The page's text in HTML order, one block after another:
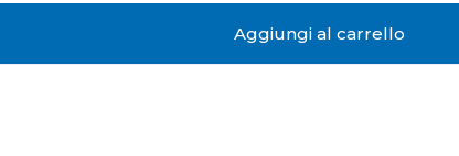
Aggiungi al carrello